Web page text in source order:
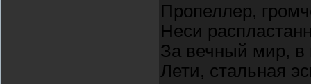
Пропеллер,
Неси
За вечный мир, в
Лети, стальная